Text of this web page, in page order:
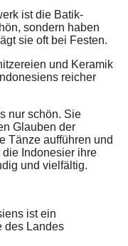
ist die Batik-
sondern haben
sie oft bei Festen.
und Keramik
reicher
nur schön. Sie
Glauben der
Tänze aufführen und
Indonesier ihre
und vielfältig.
ist ein
des Landes